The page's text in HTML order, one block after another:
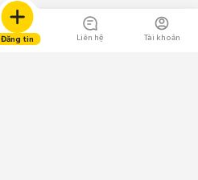
Đăng tin Liên hệ Tài khoản